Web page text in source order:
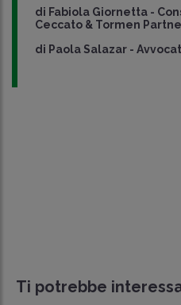
di Fabiola Giornetta -
Ceccato & Tormen
di Paola Salazar -
Ti potrebbe